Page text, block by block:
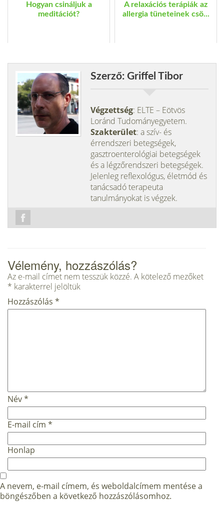
Hogyan csináljuk a
meditációt?
A relaxációs terápiák az
allergia tüneteinek csö...
Szerző: Griffel Tibor
Végzettség: ELTE – Eötvös
Loránd Tudományegyetem.
Szakterület: a szív- és
érrendszeri betegségek,
gasztroenterológiai betegségek
és a légzőrendszeri betegségek.
Jelenleg reflexológus, életmód és
tanácsadó terapeuta
tanulmányokat is végzek.
Vélemény, hozzászólás?
Az e-mail címet nem tesszük közzé. A kötelező mezőket
* karakterrel jelöltük
Hozzászólás *
Név*
E-mail cím *
Honlap
A nevem, e-mail címem, és weboldalcímem mentése a
böngészőben a következő hozzászólásomhoz.